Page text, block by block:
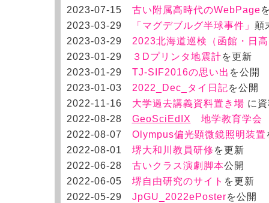
2023-07-15 古い附属高時代のWebPage
2023-03-29 「マグデブルグ半球事件」 顛
2023-03-29 2023北海道巡検（函館・日
2023-01-29 ３Dプリンタ地震計を更新
2023-01-29 TJ-SIF2016の思い出 を公開
2023-01-03 2022_Dec_タイ日記を公開
2022-11-16 大学過去講義資料置き場 に
2022-08-28 GeoSciEdIX
地学教育学会
2022-08-07 Olympus偏光顕微鏡照明装置
2022-08-01 堺大和川教員研修 を更新
2022-06-28 古いクラス演劇脚本公開
2022-06-05 堺自由研究のサイト を更新
2022-05-29 JpGU_2022ePosterを公開